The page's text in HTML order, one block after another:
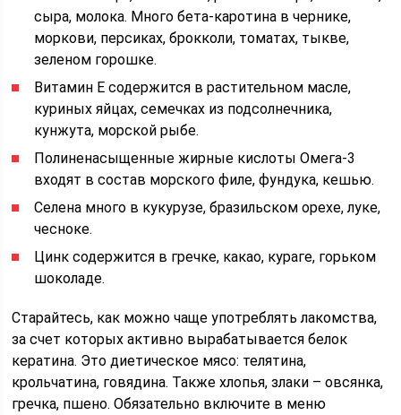
сыра, молока. Много бета-каротина в чернике,
моркови, персиках, брокколи, томатах, тыкве,
зеленом горошке.
Витамин Е содержится в растительном масле,
куриных яйцах, семечках из подсолнечника,
кунжута, морской рыбе.
Полиненасыщенные жирные кислоты Омега-3
входят в состав морского филе, фундука, кешью.
Селена много в кукурузе, бразильском орехе, луке,
чесноке.
Цинк содержится в гречке, какао, кураге, горьком
шоколаде.
Старайтесь, как можно чаще употреблять лакомства,
за счет которых активно вырабатывается белок
кератина. Это диетическое мясо: телятина,
крольчатина, говядина. Также хлопья, злаки – овсянка,
гречка, пшено. Обязательно включите в меню